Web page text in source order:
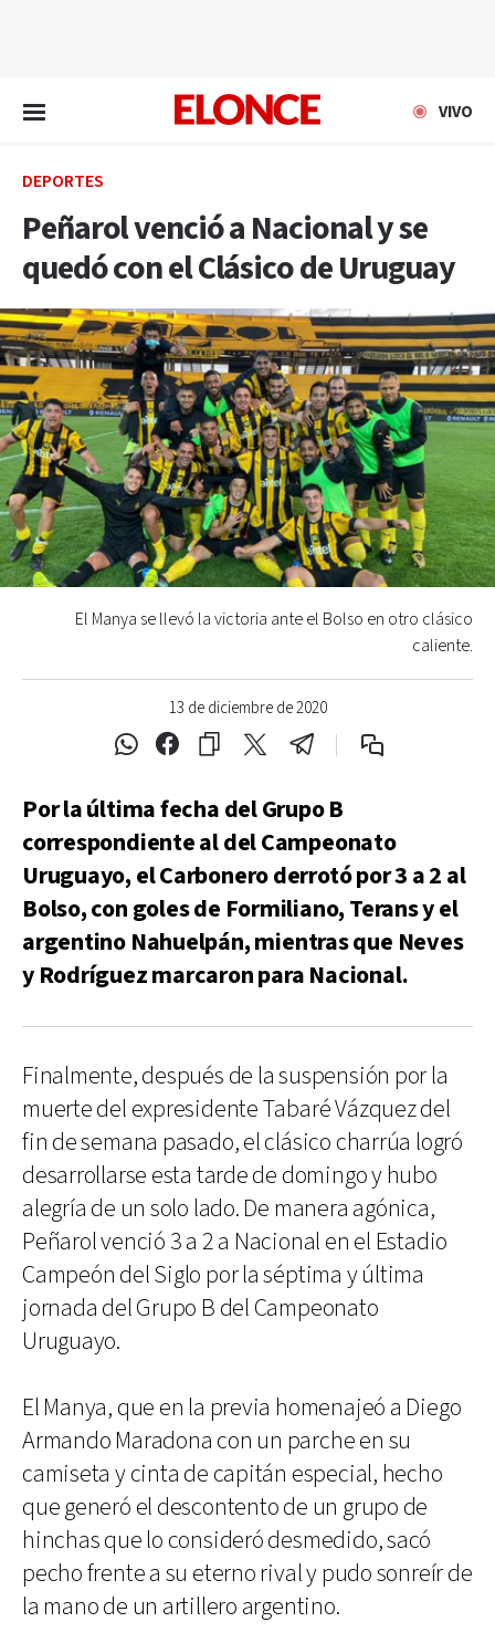
VIVO
DEPORTES
Peñarol venció a Nacional y se
quedó con el Clásico de Uruguay
13 de diciembre de 2020
El Manya se llevó la victoria ante el Bolso en otro clásico
caliente.
Por la última fecha del Grupo B
correspondiente al del Campeonato
Uruguayo, el Carbonero derrotó por 3 a 2 al
Bolso, con goles de Formiliano, Terans y el
argentino Nahuelpán, mientras que Neves
y Rodríguez marcaron para Nacional.
Finalmente, después de la suspensión por la
muerte del expresidente Tabaré Vázquez del
fin de semana pasado, el clásico charrúa logró
desarrollarse esta tarde de domingo y hubo
alegría de un solo lado. De manera agónica,
Peñarol venció 3 a 2 a Nacional en el Estadio
Campeón del Siglo por la séptima y última
jornada del Grupo B del Campeonato
Uruguayo.
El Manya, que en la previa homenajeó a Diego
Armando Maradona con un parche en su
camiseta y cinta de capitán especial, hecho
que generó el descontento de un grupo de
hinchas que lo consideró desmedido, sacó
pecho frente a su eterno rival y pudo sonreír de
la mano de un artillero argentino.